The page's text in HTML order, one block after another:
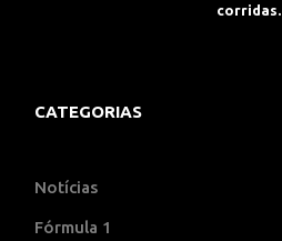
corridas.
CATEGORIAS
Notícias
Fórmula 1